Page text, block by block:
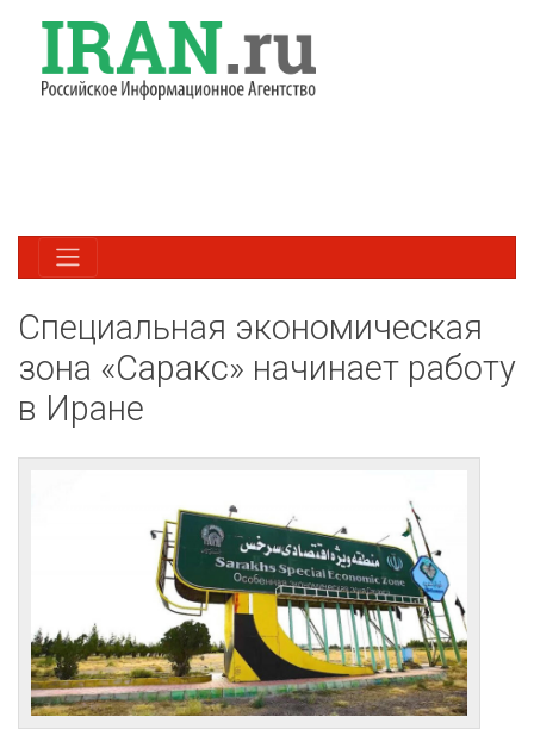
Специальная экономическая
зона «Саракс» начинает работу
в Иране